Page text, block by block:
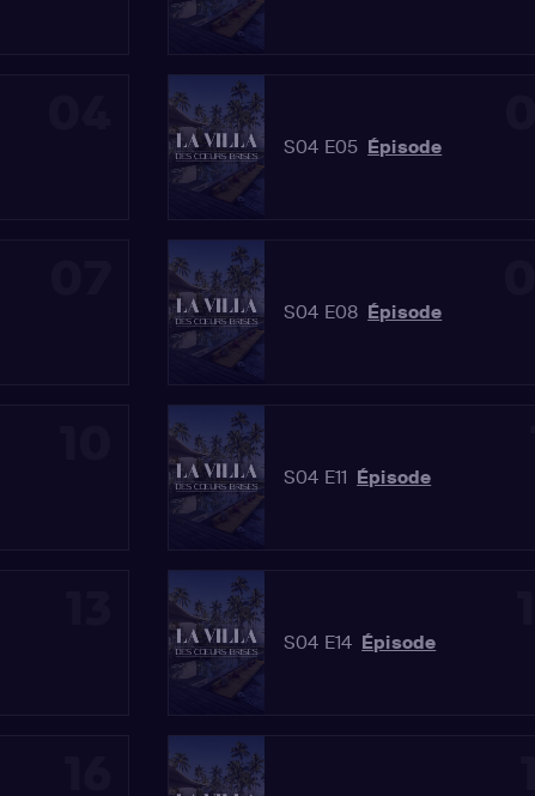
S04 E05 Épisode
S04 E08 Épisode
S04 E11 Épisode
S04 E14 Épisode